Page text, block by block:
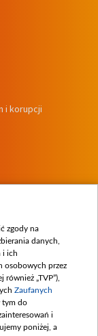
i korupcji
zgody na
danych,
i ich
osobowych przez
„TVP”),
Zaufanych
tym do
i
poniżej, a